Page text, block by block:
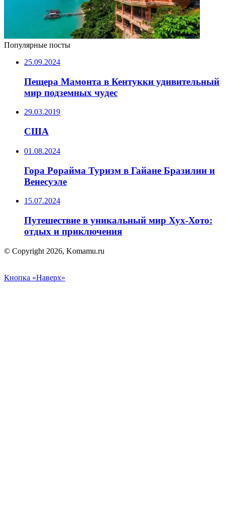
Популярные посты
25.09.2024
Пещера Мамонта в Кентукки удивительный
мир подземных чудес
29.03.2019
США
01.08.2024
Гора Рорайма Туризм в Гайане Бразилии и
Венесуэле
15.07.2024
Путешествие в уникальный мир Хух-Хото:
отдых и приключения
© Copyright 2026, Komamu.ru
Кнопка «Наверх»